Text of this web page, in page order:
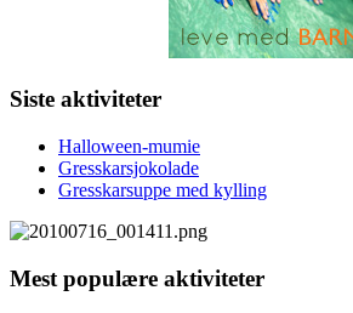
Siste aktiviteter
Halloween-mumie
Gresskarsjokolade
Gresskarsuppe med kylling
Mest populære aktiviteter